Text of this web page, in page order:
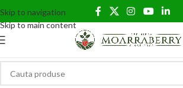
Skip to navigation
Skip to main content